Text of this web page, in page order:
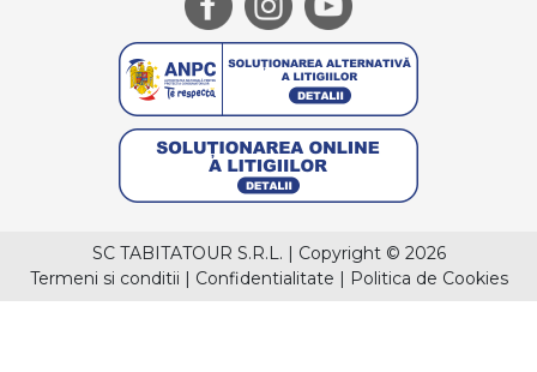
SC TABITATOUR S.R.L. | Copyright © 2026
Termeni si conditii | Confidentialitate | Politica de Cookies